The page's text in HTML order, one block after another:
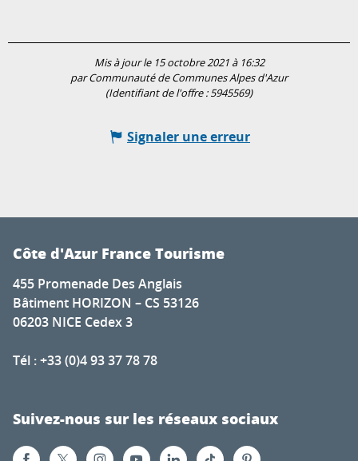
Mis à jour le 15 octobre 2021 à 16:32
par Communauté de Communes Alpes d'Azur
(Identifiant de l'offre :5945569)
Signaler une erreur
Côte d'Azur France Tourisme
455 Promenade Des Anglais
Bâtiment HORIZON – CS 53126
06203 NICE Cedex 3
Tél : +33 (0)4 93 37 78 78
Suivez-nous sur les réseaux sociaux